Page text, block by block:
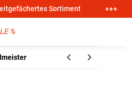
Sortiment +++
%